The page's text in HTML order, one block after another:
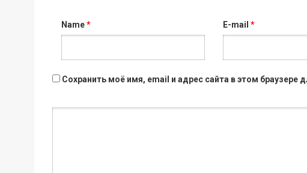
Name* E-mail*
Сохранить моё имя, email и адрес сайта в этом